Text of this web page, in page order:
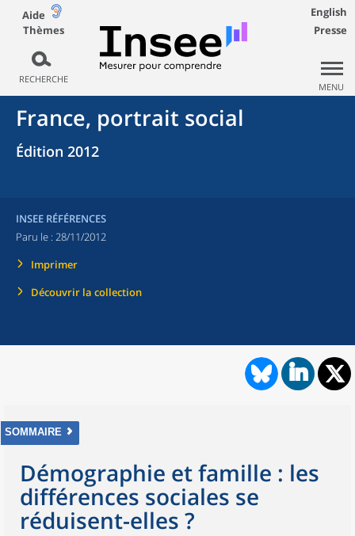
Aide
Thèmes
RECHERCHE
English
Presse
MENU
France, portrait social
Édition 2012
INSEE RÉFÉRENCES
Paru le : 28/11/2012
Imprimer
Découvrir la collection
SOMMAIRE
Démographie et famille : les
différences sociales se
réduisent-elles ?